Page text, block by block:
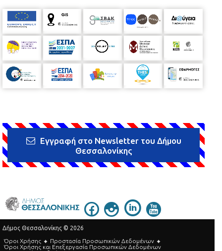
Εγγραφή στο Newsletter του Δήμου
Θεσσαλονίκης
Δήμος Θεσσαλονίκης © 2026
Όροι Χρήσης
Προστασία Προσωπικών Δεδομένων
Όροι Xρήσης και Eπεξεργασία Προσωπικών Δεδομένων